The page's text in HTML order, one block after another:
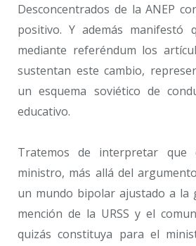
Desconcentrados de la ANEP
positivo. Y además manifestó
mediante referéndum los
sustentan este cambio,
un esquema soviético de
educativo.
Tratemos de interpretar que
ministro, más allá del
un mundo bipolar ajustado a la
mención de la URSS y el
quizás constituya para el